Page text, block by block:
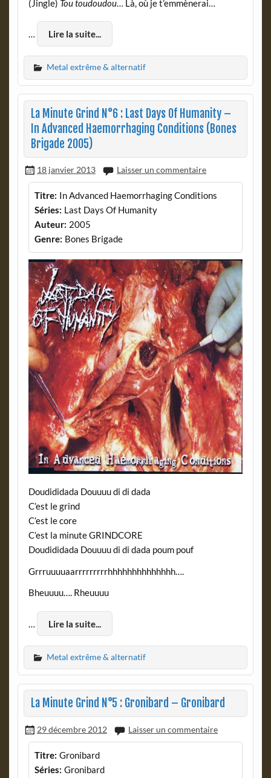
(Jingle) Tou toudoudou… Là, où je t’emmènerai…
… Lire la suite...
Metal extrême & alternatif
La Minute Grind N°6 : Last Days Of Humanity –
In Advanced Haemorrhaging Conditions (Bones
Brigade 2005)
18 janvier 2013 Laisser un commentaire
Titre: In Advanced Haemorrhaging Conditions
Séries: Last Days Of Humanity
Auteur: 2005
Genre: Bones Brigade
Doudididada Douuuu di di dada
C’est le grind
C’est le core
C’est la minute GRINDCORE
Doudididada Douuuu di di dada poum pouf
Grrruuuuaarrrrrrrrrhhhhhhhhhhhhhh….
Bheuuuu…. Rheuuuu
… Lire la suite...
Metal extrême & alternatif
La Minute Grind N°5 : Gronibard – Gronibard
29 décembre 2012 Laisser un commentaire
Titre: Gronibard
Séries: Gronibard